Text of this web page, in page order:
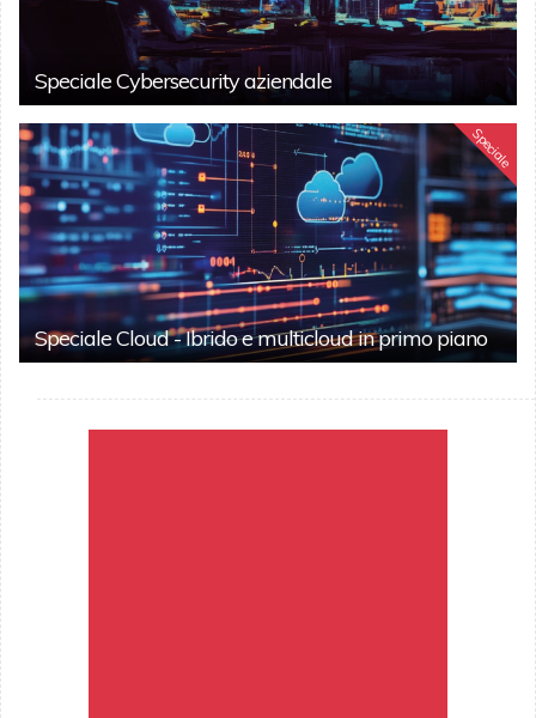
Speciale Cybersecurity aziendale
Speciale
Speciale Cloud - Ibrido e multicloud in primo piano